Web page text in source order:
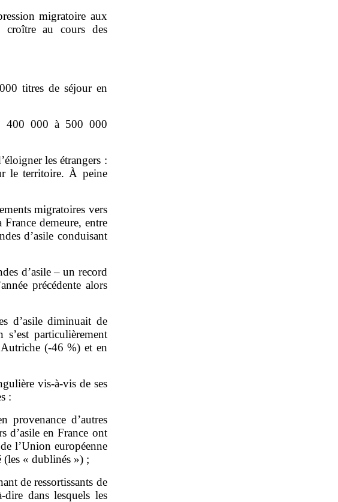
migratoire aux
croître au cours des
titres de séjour en
400 000 à 500 000
les étrangers :
le territoire. À peine
migratoires vers
demeure, entre
d’asile conduisant
d’asile – un record
précédente alors
d’asile diminuait de
particulièrement
(‑46 %) et en
vis‑à‑vis de ses
:
provenance d’autres
d’asile en France ont
l’Union européenne
(les « dublinés ») ;
de ressortissants de
dans lesquels les